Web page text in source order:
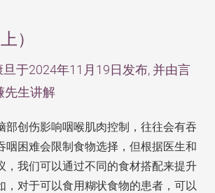
）
于2024年11月19日发布, 并由言
先生讲解
部创伤影响咽喉肌肉控制，往往会有吞
咽困难会限制食物选择，但根据医生和
，我们可以通过不同的食材搭配来提升
，对于可以食用糊状食物的患者，可以